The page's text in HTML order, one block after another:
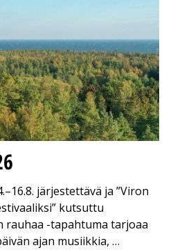
järjestettävä ja ”Viron
kutsuttu
rauhaa -tapahtuma tarjoaa
ajan musiikkia, …